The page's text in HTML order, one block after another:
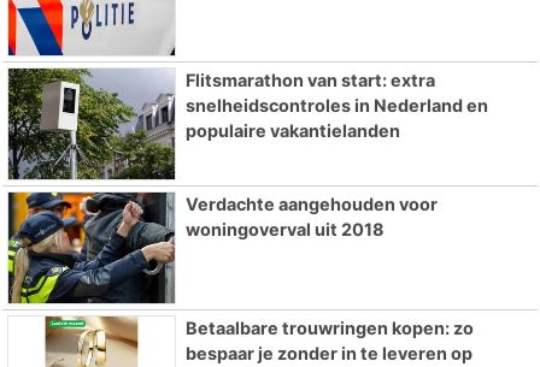
Flitsmarathon van start: extra
snelheidscontroles in Nederland en
populaire vakantielanden
Verdachte aangehouden voor
woningoverval uit 2018
Betaalbare trouwringen kopen: zo
bespaar je zonder in te leveren op